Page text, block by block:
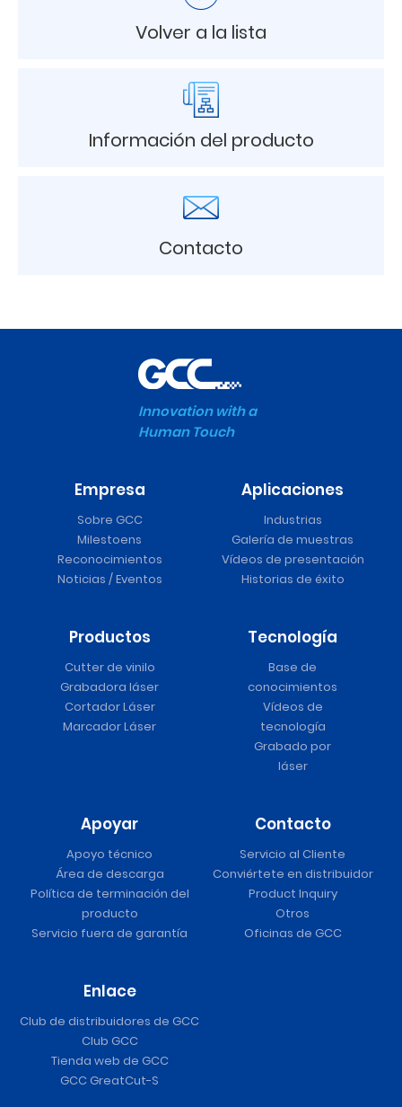
Volver a la lista
Información del producto
Contacto
Innovation with a
Human Touch
Empresa
Sobre GCC
Milestoens
Reconocimientos
Noticias / Eventos
Aplicaciones
Industrias
Galería de muestras
Vídeos de presentación
Historias de éxito
Productos
Cutter de vinilo
Grabadora láser
Cortador Láser
Marcador Láser
Tecnología
Base de
conocimientos
Vídeos de
tecnología
Grabado por
láser
Apoyar
Apoyo técnico
Área de descarga
Política de terminación del
producto
Servicio fuera de garantía
Contacto
Servicio al Cliente
Conviértete en distribuidor
Product Inquiry
Otros
Oficinas de GCC
Enlace
Club de distribuidores de GCC
Club GCC
Tienda web de GCC
GCC GreatCut-S